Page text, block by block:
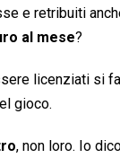
e retribuiti
al mese?
licenziati si
gioco.
, non loro. Io